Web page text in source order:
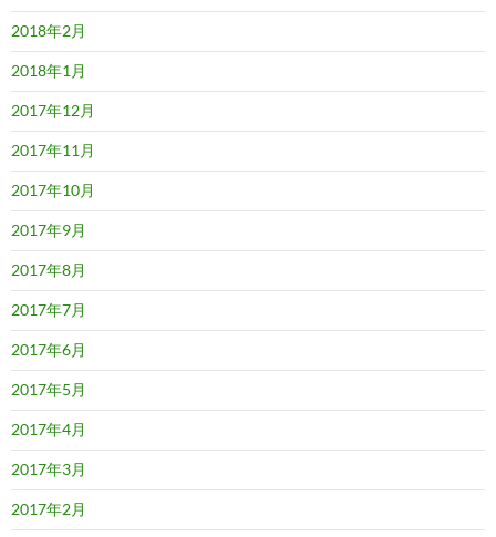
2018年2月
2018年1月
2017年12月
2017年11月
2017年10月
2017年9月
2017年8月
2017年7月
2017年6月
2017年5月
2017年4月
2017年3月
2017年2月